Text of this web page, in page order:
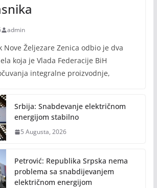
admin
Nove Željezare Zenica odbio je dva
koja je Vlada Federacije BiH
integralne proizvodnje,
Srbija: Snabdevanje električnom
energijom stabilno
5 Augusta, 2026
Petrović: Republika Srpska nema
problema sa snabdijevanjem
električnom energijom